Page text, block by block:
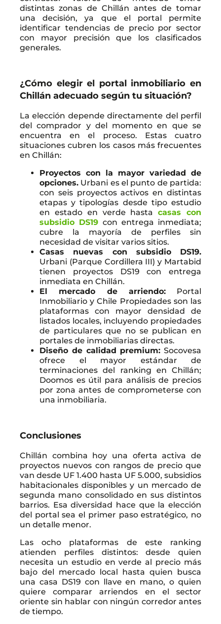
distintas zonas de Chillán antes de tomar
una decisión, ya que el portal permite
identificar tendencias de precio por sector
con mayor precisión que los clasificados
generales.
¿Cómo elegir el portal inmobiliario en
Chillán adecuado según tu situación?
La elección depende directamente del perfil
del comprador y del momento en que se
encuentra en el proceso. Estas cuatro
situaciones cubren los casos más frecuentes
en Chillán:
Proyectos con la mayor variedad de
opciones. Urbani es el punto de partida:
con seis proyectos activos en distintas
etapas y tipologías desde tipo estudio
en estado en verde hastacasas con
subsidio DS19 con entrega inmediata;
cubre la mayoría de perfiles sin
necesidad de visitar varios sitios.
Casas nuevas con subsidio DS19.
Urbani (Parque Cordillera III) y Martabid
tienen proyectos DS19 con entrega
inmediata en Chillán.
El mercado de arriendo:Portal
Inmobiliario y Chile Propiedades son las
plataformas con mayor densidad de
listados locales, incluyendo propiedades
de particulares que no se publican en
portales de inmobiliarias directas.
Diseño de calidad premium: Socovesa
ofrece el mayor estándar de
terminaciones del ranking en Chillán;
Doomos es útil para análisis de precios
por zona antes de comprometerse con
una inmobiliaria.
Conclusiones
Chillán combina hoy una oferta activa de
proyectos nuevos con rangos de precio que
van desde UF 1.400 hasta UF 5.000, subsidios
habitacionales disponibles y un mercado de
segunda mano consolidado en sus distintos
barrios. Esa diversidad hace que la elección
del portal sea el primer paso estratégico, no
un detalle menor.
Las ocho plataformas de este ranking
atienden perfiles distintos: desde quien
necesita un estudio en verde al precio más
bajo del mercado local hasta quien busca
una casa DS19 con llave en mano, o quien
quiere comparar arriendos en el sector
oriente sin hablar con ningún corredor antes
de tiempo.